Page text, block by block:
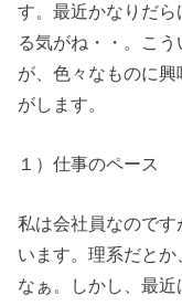
す。最近かなりだ
る気がね・・。こ
が、色々なものに
がします。
１）仕事のペース
私は会社員なので
います。理系だと
なぁ。しかし、最